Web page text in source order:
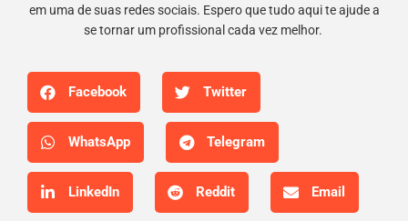
em uma de suas redes sociais. Espero que tudo aqui te ajude a
se tornar um profissional cada vez melhor.
Facebook Twitter
WhatsApp Telegram
LinkedIn Reddit Email